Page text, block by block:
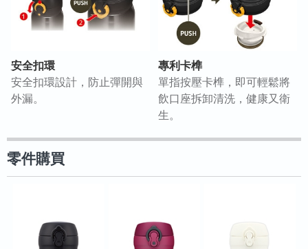
安全扣環
安全扣環設計，防止彈開與
外漏。
專利卡榫
單指按壓卡榫，即可輕鬆將
飲口座拆卸清洗，健康又衛
生。
零件購買